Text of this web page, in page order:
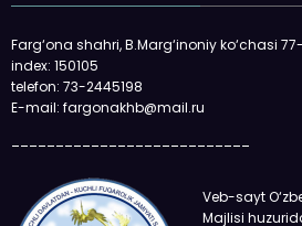
Farg‘ona shahri, B.Marg‘inoniy ko‘chasi
index: 150105
telefon: 73-2445198
E-mail: fargonakhb@mail.ru
Veb-sayt
Majlisi